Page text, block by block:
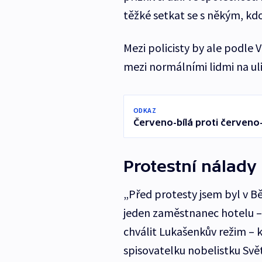
těžké setkat se s někým,
Mezi policisty by ale podle
mezi normálními lidmi na
ODKAZ
Červeno-bílá proti
Protestní
„Před protesty jsem byl v
jeden zaměstnanec hotelu
chválit Lukašenkův režim –
spisovatelku nobelistku